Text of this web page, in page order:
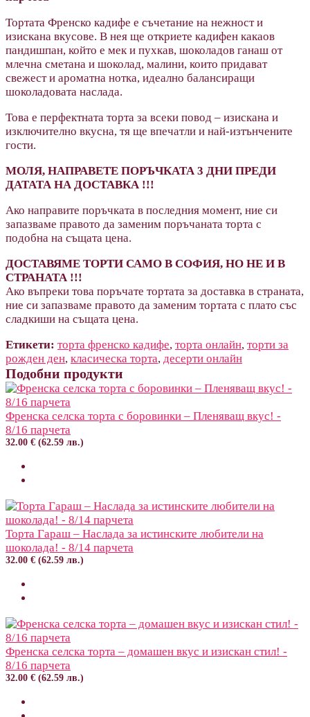
Тортата Френско кадифе е съчетание на нежност и
изискана вкусове. В нея ще откриете кадифен какаов
пандишпан, който е мек и пухкав, шоколадов ганаш от
млечна сметана и шоколад, малини, които придават
свежест и ароматна нотка, идеално балансиращи
шоколадовата наслада.
Това е перфектната торта за всеки повод – изискана и
изключително вкусна, тя ще впечатли и най-изтънчените
гости.
МОЛЯ, НАПРАВЕТЕ ПОРЪЧКАТА 3 ДНИ ПРЕДИ
ДАТАТА НА ДОСТАВКА !!!
Ако направите поръчката в последния момент, ние си
запазваме правото да заменим поръчаната торта с
подобна на същата цена.
ДОСТАВЯМЕ ТОРТИ САМО В СОФИЯ, НО НЕ И В
СТРАНАТА !!!
Ако въпреки това поръчате тортата за доставка в страната,
ние си запазваме правото да заменим тортата с плато със
сладкиши на същата цена.
Етикети: торта френско кадифе, торта онлайн, торти за
рожден ден, класическа торта, десерти онлайн
Подобни продукти
Френска селска торта с боровинки – Пленяващ вкус! -
8/16 парчета
32.00 € (62.59 лв.)
Торта Гараш – Наслада за истинските любители на
шоколада! - 8/14 парчета
32.00 € (62.59 лв.)
Френска селска торта – домашен вкус и изискан стил! -
8/16 парчета
32.00 € (62.59 лв.)